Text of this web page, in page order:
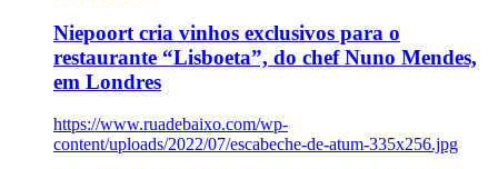
Niepoort cria vinhos exclusivos para o
restaurante “Lisboeta”, do chef Nuno Mendes,
em Londres
https://www.ruadebaixo.com/wp-
content/uploads/2022/07/escabeche-de-atum-335x256.jpg